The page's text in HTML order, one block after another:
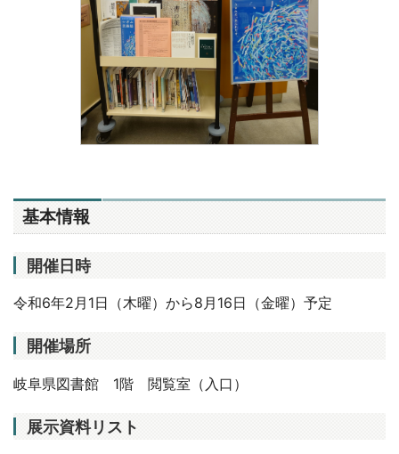
基本情報
開催日時
令和6年2月 1日（木曜）から8月 16日（金曜）予定
開催場所
岐阜県図書館 1階 閲覧室（入口）
展示資料リスト